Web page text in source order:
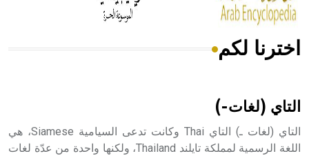
هل تعلم أن الأبسيد كلمة فرنسية اللفظ تم اعتمادها مصطلحاً
اخترنا لكم
التاي (لغات-)
التاي (لغات ـ) التاي Thai وكانت تدعى السيامية Siamese، هي
اللغة الرسمية لمملكة تايلند Thailand، ولكنها واحدة من عدّة لغات